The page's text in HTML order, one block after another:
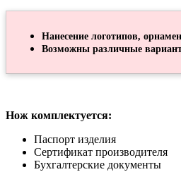
Нанесение логотипов,
Возможны различные
Нож комплектуется:
Паспорт изделия
Сертификат производителя
Бухгалтерские документы